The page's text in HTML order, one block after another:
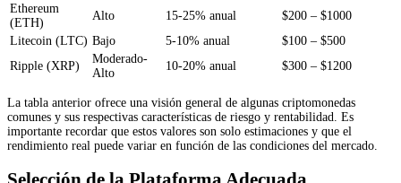
Ethereum
(ETH)
Alto 15-25% anual
$200 – $1000
Litecoin (LTC) Bajo 5-10% anual
$100 – $500
Ripple (XRP)
Moderado-
Alto
10-20% anual $300 – $1200
La tabla anterior ofrece una visión general de algunas criptomonedas
comunes y sus respectivas características de riesgo y rentabilidad. Es
importante recordar que estos valores son solo estimaciones y que el
rendimiento real puede variar en función de las condiciones del mercado.